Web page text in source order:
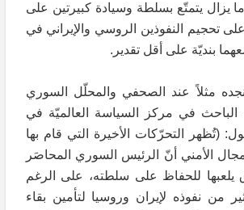
يزال يتمتّع بسلطة وسيادة كبيرتين على
تحجيم النفوذين الروسي والإيراني في
بنديّة على أقل تقدير.
نجده مثلاً عند الصحفي والمحلّل السوري
الباحث في مركز السياسة العالميّة في
(تُظهر التحرّكات الأخيرة التي قام بها
الأمني أنّ الرئيس السوري المحاصَر
يلعبها للحفاظ على سلطته، على الرغم
من نفوذه لإيران وروسيا لتأمين بقاء